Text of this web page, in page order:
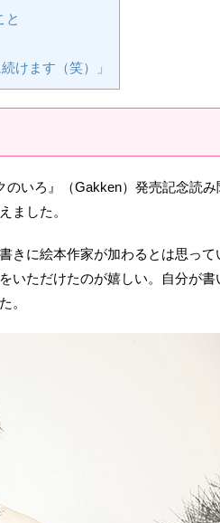
と
けます（笑）」
いろ』（Gakken）発売記念読み
ました。
きに絵本作家が加わるとは思って
いただけたのが嬉しい。自分が書
。